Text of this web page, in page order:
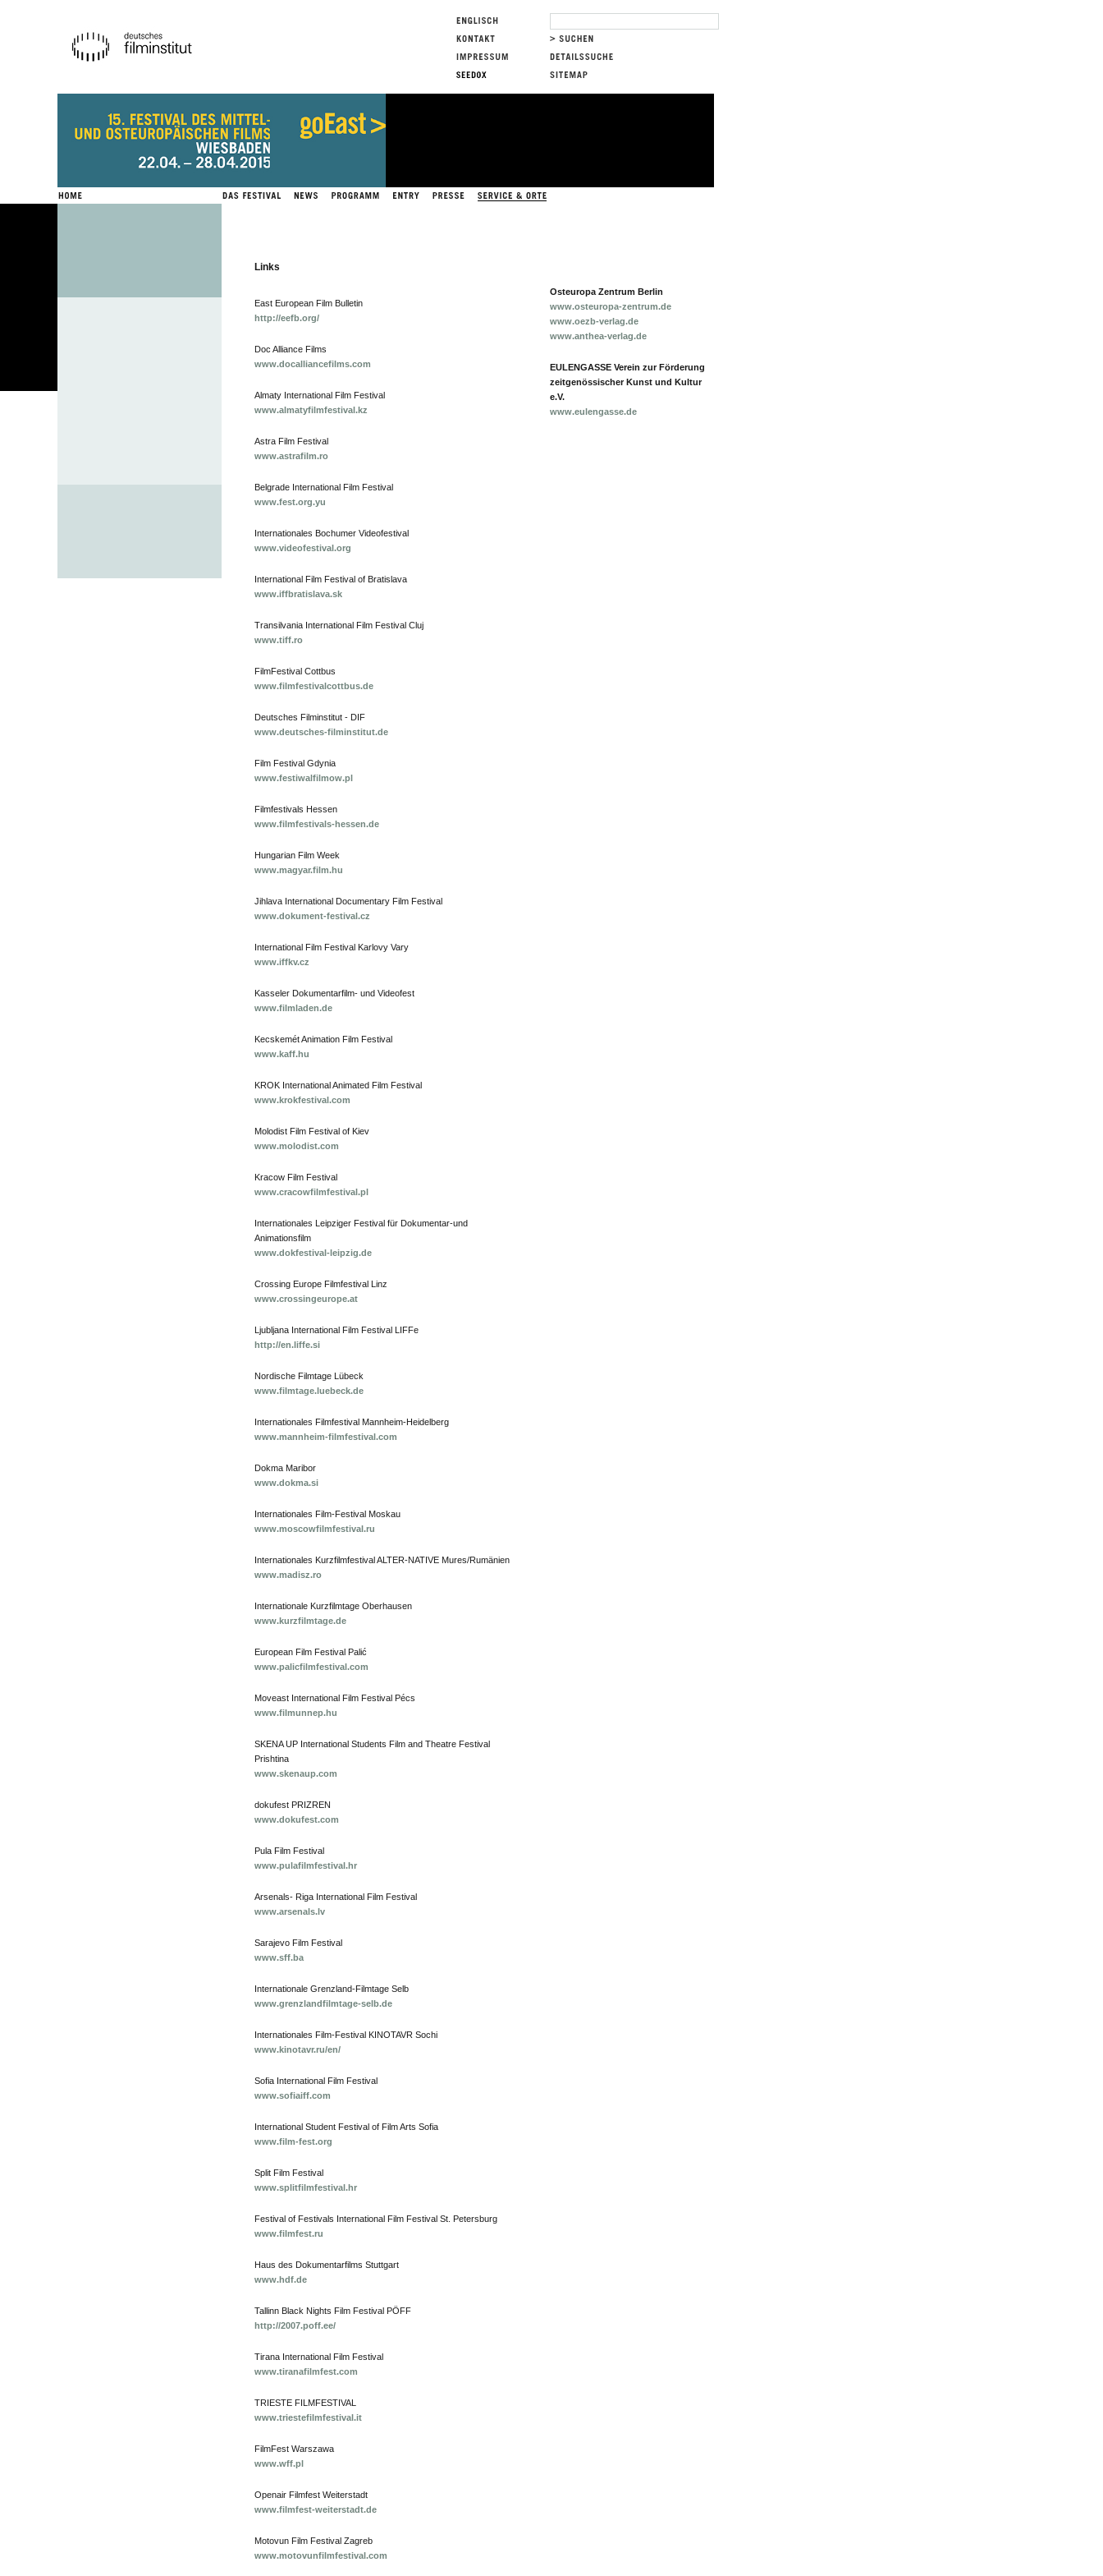
Links
East European Film Bulletin
http://eefb.org/
Doc Alliance Films
www.docalliancefilms.com
Almaty International Film Festival
www.almatyfilmfestival.kz
Astra Film Festival
www.astrafilm.ro
Belgrade International Film Festival
www.fest.org.yu
Internationales Bochumer Videofestival
www.videofestival.org
International Film Festival of Bratislava
www.iffbratislava.sk
Transilvania International Film Festival Cluj
www.tiff.ro
FilmFestival Cottbus
www.filmfestivalcottbus.de
Deutsches Filminstitut - DIF
www.deutsches-filminstitut.de
Film Festival Gdynia
www.festiwalfilmow.pl
Filmfestivals Hessen
www.filmfestivals-hessen.de
Hungarian Film Week
www.magyar.film.hu
Jihlava International Documentary Film Festival
www.dokument-festival.cz
International Film Festival Karlovy Vary
www.iffkv.cz
Kasseler Dokumentarfilm- und Videofest
www.filmladen.de
Kecskemét Animation Film Festival
www.kaff.hu
KROK International Animated Film Festival
www.krokfestival.com
Molodist Film Festival of Kiev
www.molodist.com
Kracow Film Festival
www.cracowfilmfestival.pl
Internationales Leipziger Festival für Dokumentar-und
Animationsfilm
www.dokfestival-leipzig.de
Crossing Europe Filmfestival Linz
www.crossingeurope.at
Ljubljana International Film Festival LIFFe
http://en.liffe.si
Nordische Filmtage Lübeck
www.filmtage.luebeck.de
Internationales Filmfestival Mannheim-Heidelberg
www.mannheim-filmfestival.com
Dokma Maribor
www.dokma.si
Internationales Film-Festival Moskau
www.moscowfilmfestival.ru
Internationales Kurzfilmfestival ALTER-NATIVE Mures/Rumänien
www.madisz.ro
Internationale Kurzfilmtage Oberhausen
www.kurzfilmtage.de
European Film Festival Palić
www.palicfilmfestival.com
Moveast International Film Festival Pécs
www.filmunnep.hu
SKENA UP International Students Film and Theatre Festival
Prishtina
www.skenaup.com
dokufest PRIZREN
www.dokufest.com
Pula Film Festival
www.pulafilmfestival.hr
Arsenals- Riga International Film Festival
www.arsenals.lv
Sarajevo Film Festival
www.sff.ba
Internationale Grenzland-Filmtage Selb
www.grenzlandfilmtage-selb.de
Internationales Film-Festival KINOTAVR Sochi
www.kinotavr.ru/en/
Sofia International Film Festival
www.sofiaiff.com
International Student Festival of Film Arts Sofia
www.film-fest.org
Split Film Festival
www.splitfilmfestival.hr
Festival of Festivals International Film Festival St. Petersburg
www.filmfest.ru
Haus des Dokumentarfilms Stuttgart
www.hdf.de
Tallinn Black Nights Film Festival PÖFF
http://2007.poff.ee/
Tirana International Film Festival
www.tiranafilmfest.com
TRIESTE FILMFESTIVAL
www.triestefilmfestival.it
FilmFest Warszawa
www.wff.pl
Openair Filmfest Weiterstadt
www.filmfest-weiterstadt.de
Motovun Film Festival Zagreb
www.motovunfilmfestival.com
Osteuropa Zentrum Berlin
www.osteuropa-zentrum.de
www.oezb-verlag.de
www.anthea-verlag.de
EULENGASSE Verein zur Förderung
zeitgenössischer Kunst und Kultur
e.V.
www.eulengasse.de